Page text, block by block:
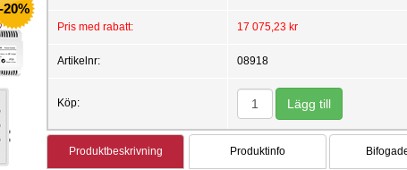
-20%
Pris med rabatt: 17 075,23 kr
Artikelnr: 08918
Köp:
Produktbeskrivning Produktinfo